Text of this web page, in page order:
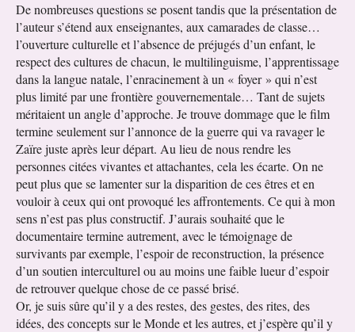
De nombreuses questions se posent tandis que la présentation de
l’auteur s’étend aux enseignantes, aux camarades de classe…
l’ouverture culturelle et l’absence de préjugés d’un enfant, le
respect des cultures de chacun, le multilinguisme, l’apprentissage
dans la langue natale, l’enracinement à un « foyer » qui n’est
plus limité par une frontière gouvernementale… Tant de sujets
méritaient un angle d’approche. Je trouve dommage que le film
termine seulement sur l’annonce de la guerre qui va ravager le
Zaïre juste après leur départ. Au lieu de nous rendre les
personnes citées vivantes et attachantes, cela les écarte. On ne
peut plus que se lamenter sur la disparition de ces êtres et en
vouloir à ceux qui ont provoqué les affrontements. Ce qui à mon
sens n’est pas plus constructif. J’aurais souhaité que le
documentaire termine autrement, avec le témoignage de
survivants par exemple, l’espoir de reconstruction, la présence
d’un soutien interculturel ou au moins une faible lueur d’espoir
de retrouver quelque chose de ce passé brisé.
Or, je suis sûre qu’il y a des restes, des gestes, des rites, des
idées, des concepts sur le Monde et les autres, et j’espère qu’il y